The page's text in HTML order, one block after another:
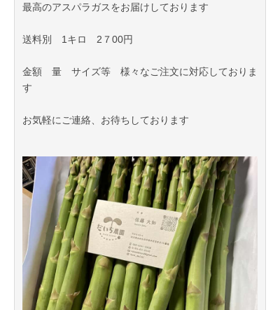
最高のアスパラガスをお届けしております
送料別 1キロ 2７00円
金額 量 サイズ等 様々なご注文に対応しておりま
す
お気軽にご連絡、お待ちしております